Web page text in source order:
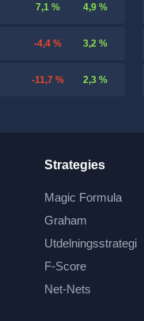
7,1 % 4,9 %
-4,4 % 3,2 %
-11,7 % 2,3 %
Strategies
Magic Formula
Graham
Utdelningsstrategi
F-Score
Net-Nets